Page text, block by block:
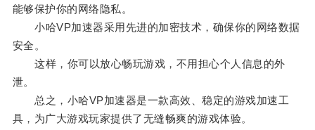
能够保护你的网络隐私。
小哈VP加速器采用先进的加密技术，确保你的网络数据
安全。
这样，你可以放心畅玩游戏，不用担心个人信息的外
泄。
总之，小哈VP加速器是一款高效、稳定的游戏加速工
具，为广大游戏玩家提供了无缝畅爽的游戏体验。